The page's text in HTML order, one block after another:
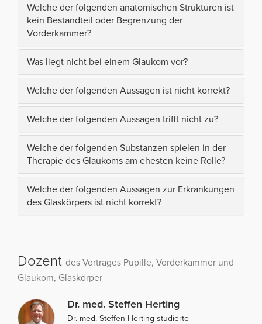
Welche der folgenden anatomischen Strukturen ist
kein Bestandteil oder Begrenzung der
Vorderkammer?
Was liegt nicht bei einem Glaukom vor?
Welche der folgenden Aussagen ist nicht korrekt?
Welche der folgenden Aussagen trifft nicht zu?
Welche der folgenden Substanzen spielen in der
Therapie des Glaukoms am ehesten keine Rolle?
Welche der folgenden Aussagen zur Erkrankungen
des Glaskörpers ist nicht korrekt?
Dozent des Vortrages Pupille, Vorderkammer und
Glaukom, Glaskörper
Dr. med. Steffen Herting
Dr. med. Steffen Herting studierte